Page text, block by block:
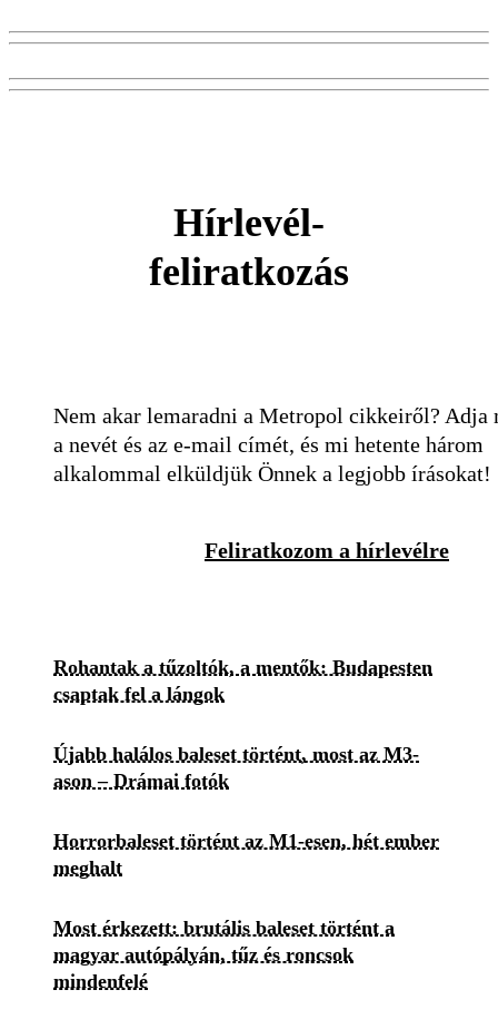
Hírlevél-
feliratkozás
Nem akar lemaradni a Metropol cikkeiről? Adja
a nevét és az e-mail címét, és mi hetente három
alkalommal elküldjük Önnek a legjobb írásokat!
Feliratkozom a hírlevélre
Rohantak a tűzoltók, a mentők: Budapesten
csaptak fel a lángok
Újabb halálos baleset történt, most az M3-
ason – Drámai fotók
Horrorbaleset történt az M1-esen, hét ember
meghalt
Most érkezett: brutális baleset történt a
magyar autópályán, tűz és roncsok
mindenfelé